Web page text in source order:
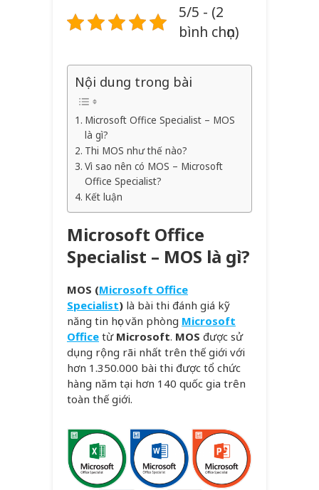
5/5 - (2
bình chọn)
Nội dung trong bài
Microsoft Office Specialist – MOS
là gì?
Thi MOS như thế nào?
Vì sao nên có MOS – Microsoft
Office Specialist?
Kết luận
Microsoft Office
Specialist – MOS là gì?
MOS (Microsoft Office
Specialist) là bài thi đánh giá kỹ
năng tin học văn phòng Microsoft
Office từ Microsoft. MOS được sử
dụng rộng rãi nhất trên thế giới với
hơn 1.350.000 bài thi được tổ chức
hàng năm tại hơn 140 quốc gia trên
toàn thế giới.